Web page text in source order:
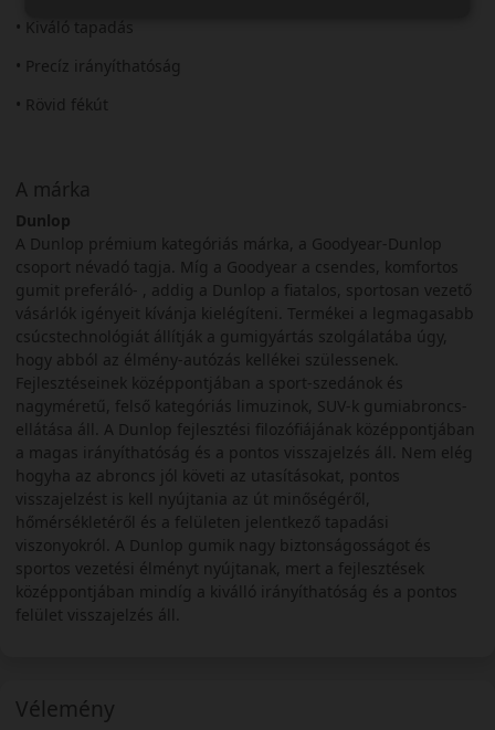
• Kiváló tapadás
• Precíz irányíthatóság
• Rövid fékút
A márka
Dunlop
A Dunlop prémium kategóriás márka, a Goodyear-Dunlop
csoport névadó tagja. Míg a Goodyear a csendes, komfortos
gumit preferáló- , addig a Dunlop a fiatalos, sportosan vezető
vásárlók igényeit kívánja kielégíteni. Termékei a legmagasabb
csúcstechnológiát állítják a gumigyártás szolgálatába úgy,
hogy abból az élmény-autózás kellékei szülessenek.
Fejlesztéseinek középpontjában a sport-szedánok és
nagyméretű, felső kategóriás limuzinok, SUV-k gumiabroncs-
ellátása áll. A Dunlop fejlesztési filozófiájának középpontjában
a magas irányíthatóság és a pontos visszajelzés áll. Nem elég
hogyha az abroncs jól követi az utasításokat, pontos
visszajelzést is kell nyújtania az út minőségéről,
hőmérsékletéről és a felületen jelentkező tapadási
viszonyokról. A Dunlop gumik nagy biztonságosságot és
sportos vezetési élményt nyújtanak, mert a fejlesztések
középpontjában mindíg a kiválló irányíthatóság és a pontos
felület visszajelzés áll.
Vélemény